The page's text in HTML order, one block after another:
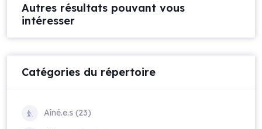
Autres résultats pouvant vous
intéresser
Catégories du répertoire
Aîné.e.s (23)